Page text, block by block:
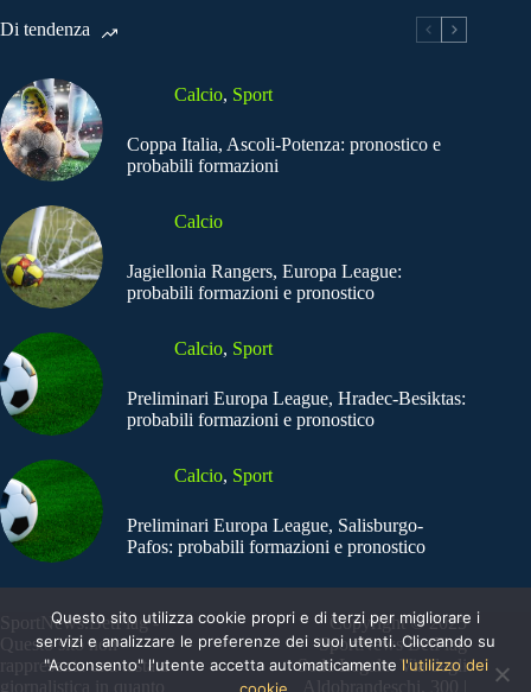
Di tendenza
Calcio, Sport
Coppa Italia, Ascoli-Potenza: pronostico e
probabili formazioni
Calcio
Jagiellonia Rangers, Europa League:
probabili formazioni e pronostico
Calcio, Sport
Preliminari Europa League, Hradec-Besiktas:
probabili formazioni e pronostico
Calcio, Sport
Preliminari Europa League, Salisburgo-
Pafos: probabili formazioni e pronostico
SportNews.BetFlag -
Questo sito non
rappresenta una testata
giornalistica in quanto
Copyright © 2025
SportNews BetFlag
Sede Legale: Via degli
Aldobrandeschi, 300 |
Questo sito utilizza cookie propri e di terzi per migliorare i
servizi e analizzare le preferenze dei suoi utenti. Cliccando su
"Acconsento" l'utente accetta automaticamente l'utilizzo dei